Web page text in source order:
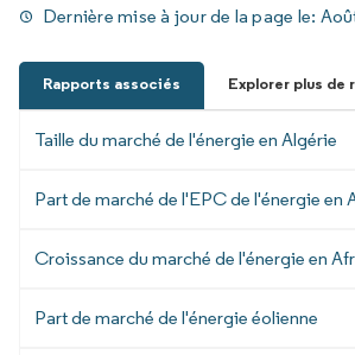
Dernière mise à jour de la page le:
Rapports associés Explorer plus de
Taille du marché de l'énergie en Algérie
Part de marché de l'EPC de l'énergie en
Croissance du marché de l'énergie en
Part de marché de l'énergie éolienne